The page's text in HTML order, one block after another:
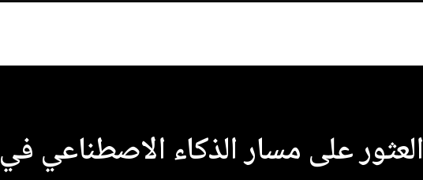
العثور على مسار الذكاء الاصطناعي في Android